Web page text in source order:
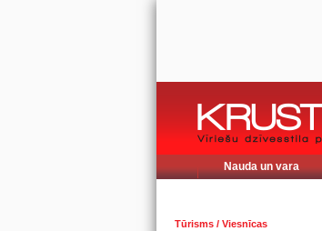
Nauda un vara
Tūrisms / Viesnīcas